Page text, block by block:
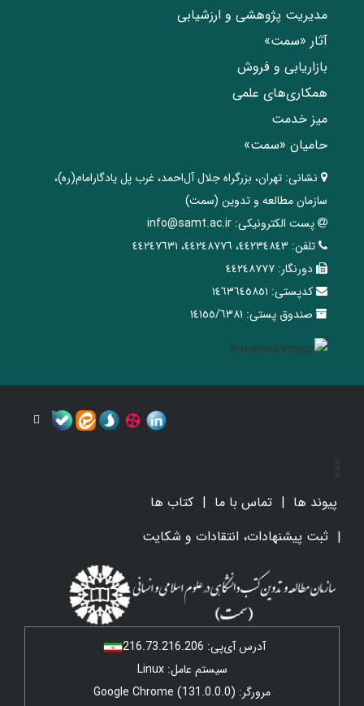
مدیریت پژوهشی و ارزشیابی
آثار «سمت»
بازاریابی و فروش
همکاری‌های علمی
میز خدمت
حامیان «سمت»
نشانی: تهران، ‌بزرگراه ‌جلال آل‌احمد، غرب پل يادگار‌امام(ره)‌،
سازمان مطالعه و تدوین‌ (سمت)
پست الکترونیکی: info@samt.ac.ir
تلفن: ٤٤٢٣٤٨٤٣، ٤٤٢٤٨٧٧٦، ٤٤٢٤٧٦٣١
دورنگار: ٤٤٢٤٨٧٧٧
کدپستی: ١٤٦٣٦٤٥٨٥١
صندوق پستی: ١٤١٥٥/٦٣٨١
پیوند ها تماس با ما
کتاب ها
ثبت پیشنهادات، انتقادات و شکایت
آدرس آی‌پی: 216.73.216.206
سیستم عامل: Linux
مرورگر: Google Chrome (131.0.0.0)